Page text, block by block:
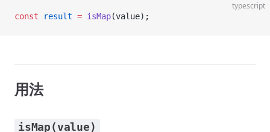
typescript
const result = isMap(value);
用法
isMap(value)